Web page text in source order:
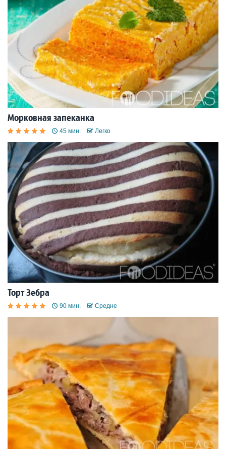
Морковная запеканка
45 мин. Легко
Торт Зебра
90 мин. Средне